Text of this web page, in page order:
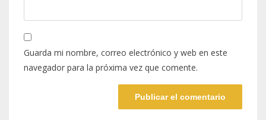
Guarda mi nombre, correo electrónico y web en este
navegador para la próxima vez que comente.